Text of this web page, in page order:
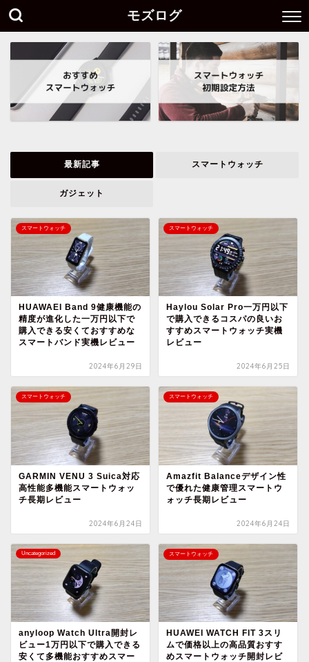
モズログ
最新記事 スマートウォッチ
ガジェット
スマートウォッチ
HUAWAEI Band 9健康機能の
精度が進化した一万円以下で
購入できる安くておすすめな
スマートバンド実機レビュー
2024年6月29日
スマートウォッチ
Haylou Solar Pro一万円以下
で購入できるコスパの良いお
すすめスマートウォッチ実機
レビュー
2024年6月25日
スマートウォッチ
GARMIN VENU 3 Suica対応
高性能多機能スマートウォッ
チ長期レビュー
2024年6月24日
スマートウォッチ
Amazfit Balanceデザイン性
で優れた健康管理スマートウ
ォッチ長期レビュー
2024年6月24日
Uncategorized
anyloop Watch Ultra開封レ
ビュー1万円以下で購入できる
安くて多機能おすすめスマー
スマートウォッチ
HUAWEI WATCH FIT 3スリ
ムで価格以上の高品質おすす
めスマートウォッチ開封レビ